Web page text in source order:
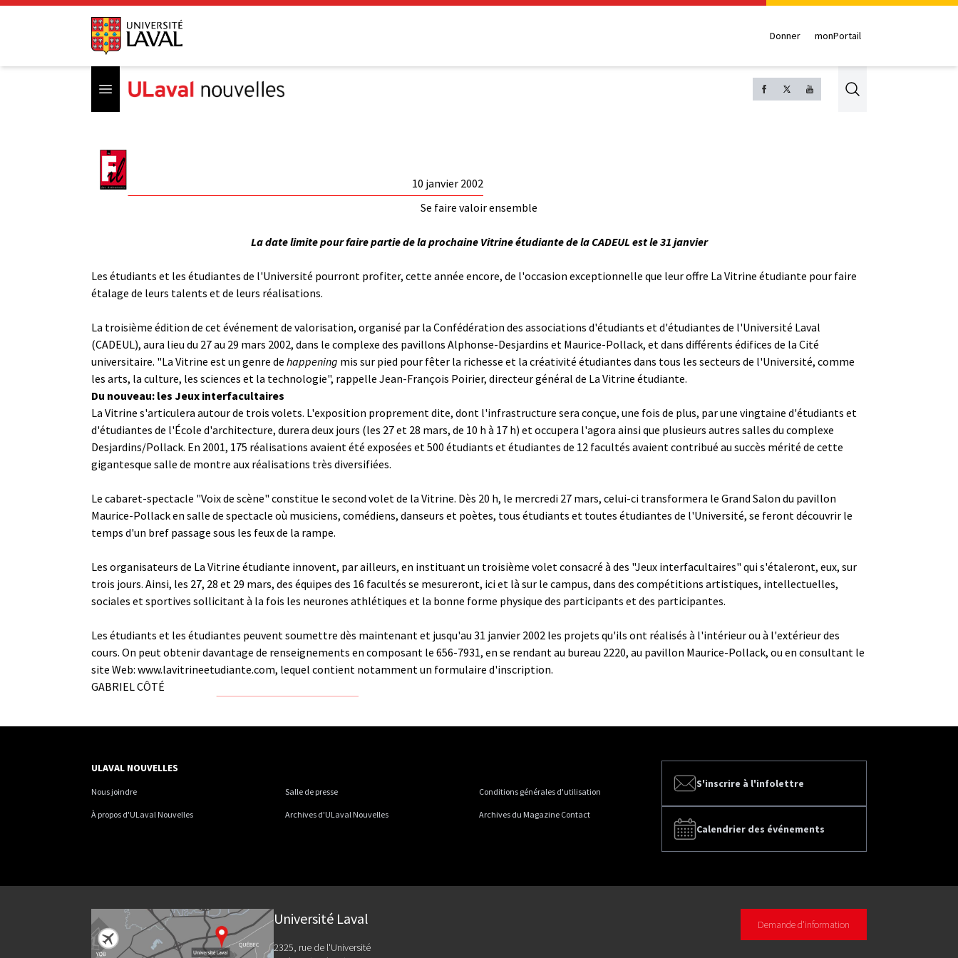
Donner monPortail
Open menu Search
10 janvier 2002
Se faire valoir ensemble
La date limite pour faire partie de la prochaine Vitrine étudiante de la CADEUL est le 31 janvier
Les étudiants et les étudiantes de l'Université pourront profiter, cette année encore, de l'occasion exceptionnelle que leur offre La Vitrine étudiante pour faire
étalage de leurs talents et de leurs réalisations.
La troisième édition de cet événement de valorisation, organisé par la Confédération des associations d'étudiants et d'étudiantes de l'Université Laval
(CADEUL), aura lieu du 27 au 29 mars 2002, dans le complexe des pavillons Alphonse-Desjardins et Maurice-Pollack, et dans différents édifices de la Cité
universitaire. "La Vitrine est un genre de happening mis sur pied pour fêter la richesse et la créativité étudiantes dans tous les secteurs de l'Université, comme
les arts, la culture, les sciences et la technologie", rappelle Jean-François Poirier, directeur général de La Vitrine étudiante.
Du nouveau: les Jeux interfacultaires
La Vitrine s'articulera autour de trois volets. L'exposition proprement dite, dont l'infrastructure sera conçue, une fois de plus, par une vingtaine d'étudiants et
d'étudiantes de l'École d'architecture, durera deux jours (les 27 et 28 mars, de 10 h à 17 h) et occupera l'agora ainsi que plusieurs autres salles du complexe
Desjardins/Pollack. En 2001, 175 réalisations avaient été exposées et 500 étudiants et étudiantes de 12 facultés avaient contribué au succès mérité de cette
gigantesque salle de montre aux réalisations très diversifiées.
Le cabaret-spectacle "Voix de scène" constitue le second volet de la Vitrine. Dès 20 h, le mercredi 27 mars, celui-ci transformera le Grand Salon du pavillon
Maurice-Pollack en salle de spectacle où musiciens, comédiens, danseurs et poètes, tous étudiants et toutes étudiantes de l'Université, se feront découvrir le
temps d'un bref passage sous les feux de la rampe.
Les organisateurs de La Vitrine étudiante innovent, par ailleurs, en instituant un troisième volet consacré à des "Jeux interfacultaires" qui s'étaleront, eux, sur
trois jours. Ainsi, les 27, 28 et 29 mars, des équipes des 16 facultés se mesureront, ici et là sur le campus, dans des compétitions artistiques, intellectuelles,
sociales et sportives sollicitant à la fois les neurones athlétiques et la bonne forme physique des participants et des participantes.
Les étudiants et les étudiantes peuvent soumettre dès maintenant et jusqu'au 31 janvier 2002 les projets qu'ils ont réalisés à l'intérieur ou à l'extérieur des
cours. On peut obtenir davantage de renseignements en composant le 656-7931, en se rendant au bureau 2220, au pavillon Maurice-Pollack, ou en consultant le
site Web: www.lavitrineetudiante.com, lequel contient notamment un formulaire d'inscription.
GABRIEL CÔTÉ
S'inscrire à l'infolettre
Calendrier des événements
ULAVAL NOUVELLES
Nous joindre Salle de presse Conditions générales d'utilisation
À propos d'ULaval Nouvelles Archives d'ULaval Nouvelles Archives du Magazine Contact
Université Laval
2325, rue de l'Université
Demande d'information